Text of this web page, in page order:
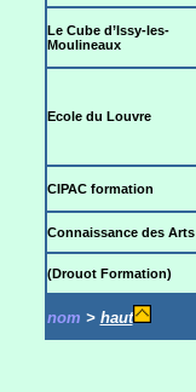
Le Cube d’Issy-les-
Moulineaux
Ecole du Louvre
CIPAC formation
Connaissance des Arts
(Drouot Formation)
nom > haut